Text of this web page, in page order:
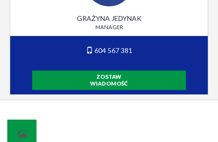
GRAŻYNA JEDYNAK
MANAGER
604 567 381
ZOSTAW
WIADOMOŚĆ